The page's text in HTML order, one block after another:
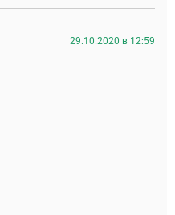
29.10.2020 в 12:59